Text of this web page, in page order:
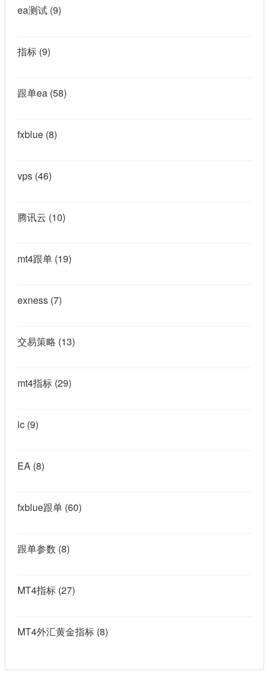
ea测试 (9)
指标 (9)
跟单ea (58)
fxblue (8)
vps (46)
腾讯云 (10)
mt4跟单 (19)
exness (7)
交易策略 (13)
mt4指标 (29)
ic (9)
EA (8)
fxblue跟单 (60)
跟单参数 (8)
MT4指标 (27)
MT4外汇黄金指标 (8)